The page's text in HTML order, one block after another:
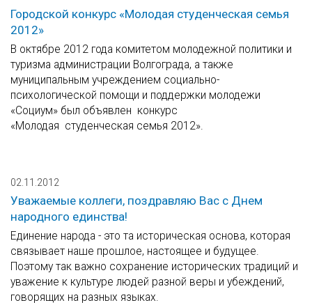
Городской конкурс «Молодая студенческая семья
2012»
В октябре 2012 года комитетом молодежной политики и
туризма администрации Волгограда, а также
муниципальным учреждением социально-
психологической помощи и поддержки молодежи
«Социум» был объявлен конкурс
«Молодая студенческая семья 2012».
02.11.2012
Уважаемые коллеги, поздравляю Вас с Днем
народного единства!
Единение народа - это та историческая основа, которая
связывает наше прошлое, настоящее и будущее.
Поэтому так важно сохранение исторических традиций и
уважение к культуре людей разной веры и убеждений,
говорящих на разных языках.